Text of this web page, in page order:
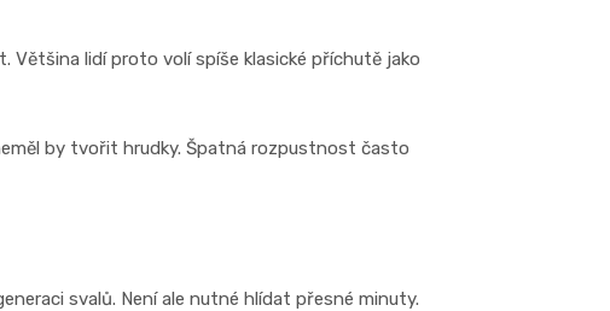
Většina lidí proto volí spíše klasické příchutě jako
by tvořit hrudky. Špatná rozpustnost často
svalů. Není ale nutné hlídat přesné minuty.